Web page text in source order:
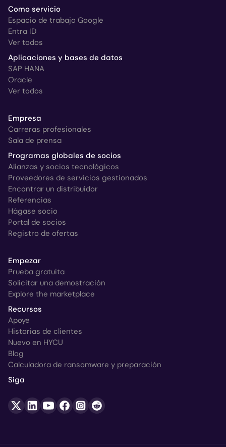
Como servicio
Espacio de trabajo Google
Entra ID
Ver todos
Aplicaciones y bases de datos
SAP HANA
Oracle
Ver todos
Empresa
Carreras profesionales
Sala de prensa
Programas globales de socios
Alianzas y socios tecnológicos
Proveedores de servicios gestionados
Encontrar un distribuidor
Referencias
Hágase socio
Portal de socios
Registro de ofertas
Empezar
Prueba gratuita
Solicitar una demostración
Explore the marketplace
Recursos
Apoye
Historias de clientes
Nuevo en HYCU
Blog
Calculadora de ransomware y preparación
Siga